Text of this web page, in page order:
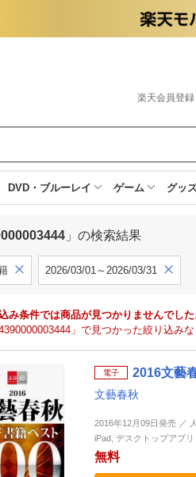
楽天会員登録
DVD・ブルーレイ ゲーム グッ
」の検索結果
2026/03/01～2026/03/31
み条件では商品が見つかりませんでした
」で見つかった絞り込み
電子 2016文藝
文藝春秋
2016年12月09日発売 ／
iPad, デスクトップアプリ
無料